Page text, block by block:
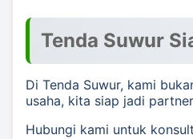
Tenda Suwur
Di Tenda Suwur, kami
usaha, kita siap jadi
Hubungi kami untuk